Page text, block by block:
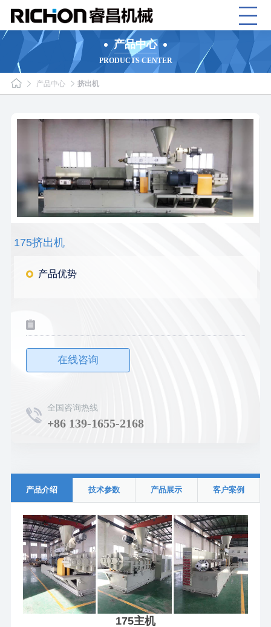
产品中心
PRODUCTS CENTER
产品中心 挤出机
175挤出机
产品优势
在线咨询
全国咨询热线
+86 139-1655-2168
产品介绍 技术参数 产品展示 客户案例
175主机